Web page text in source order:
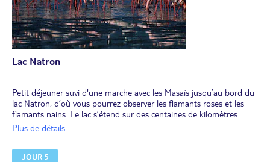
Lac Natron
Petit déjeuner suvi d'une marche avec les Masaïs jusqu’au bord du
lac Natron, d’où vous pourrez observer les flamants roses et les
flamants nains. Le lac s’étend sur des centaines de kilomètres
carrés et offre des paysages étonnants aux couleurs changeantes.
Poursuite de votre balade jusqu’aux cascades d’Engare Sero, qui
jaillissent au fond d’une gorge (prévoir une paire de chaussures
Plus de détails
JOUR 5